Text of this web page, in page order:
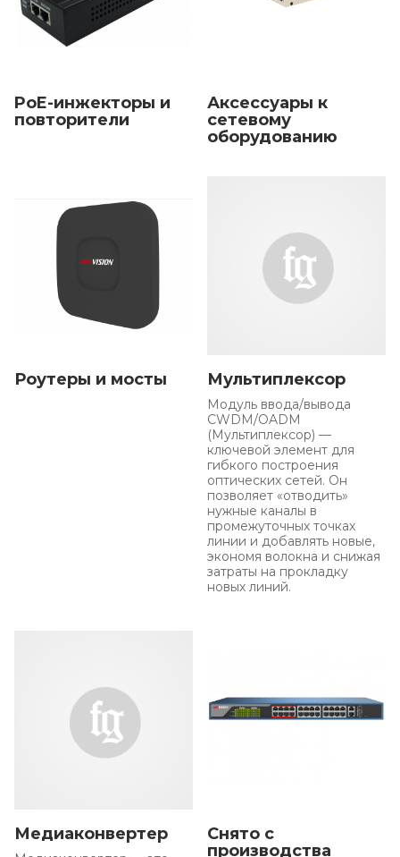
PoE-инжекторы и
повторители
Аксессуары к
сетевому
оборудованию
Роутеры и мосты Мультиплексор
Модуль ввода/вывода
CWDM/OADM
(Мультиплексор) —
ключевой элемент для
гибкого построения
оптических сетей. Он
позволяет «отводить»
нужные каналы в
промежуточных точках
линии и добавлять новые,
экономя волокна и снижая
затраты на прокладку
новых линий.
Медиаконвертер
Снято с
производства